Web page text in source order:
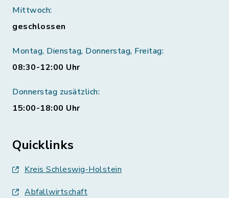
Mittwoch:
geschlossen
Montag, Dienstag, Donnerstag, Freitag:
08:30-12:00 Uhr
Donnerstag zusätzlich:
15:00-18:00 Uhr
Quicklinks
Kreis Schleswig-Holstein
Abfallwirtschaft